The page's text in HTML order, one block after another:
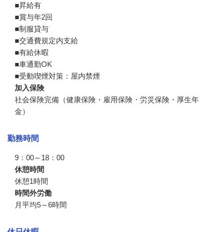
■昇給有
■賞与年2回
■制服貸与
■交通費規定内支給
■有給休暇
■車通勤OK
■受動喫煙対策：屋内禁煙
加入保険
社会保険完備（健康保険・雇用保険・労災保険・厚生年
金）
勤務時間
9：00～18：00
休憩時間
休憩1時間
時間外労働
月平均5～6時間